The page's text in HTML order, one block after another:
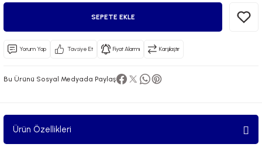
Spreyi
Yağ
SEPETE EKLE
Yorum Yap Tavsiye Et Fiyat Alarmı Karşılaştır
Bu Ürünü Sosyal Medyada Paylaş
Ürün Özellikleri